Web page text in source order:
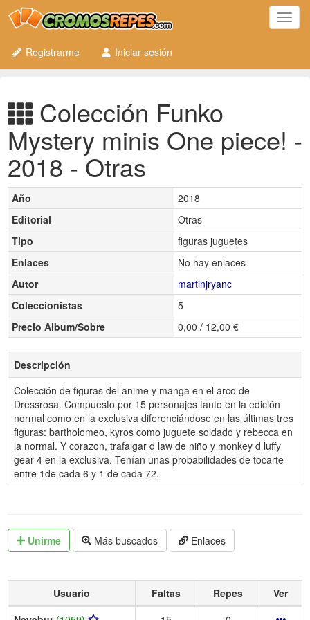
Registrarme
Iniciar sesión
Colección Funko
Mystery minis One piece! -
2018 - Otras
Año
2018
Editorial
Otras
Tipo
figuras juguetes
Enlaces
No hay enlaces
Autor
martinjryanc
Coleccionistas
5
Precio Album/Sobre
0,00 / 12,00 €
Descripción
Colección de figuras del anime y manga en el arco de
Dressrosa. Compuesto por 15 personajes tanto en la edición
normal como en la exclusiva diferenciándose en las últimas tres
figuras: bartholomeo, kyros como juguete soldado y rebecca en
la normal. Y corazon, trafalgar d law de niño y monkey d luffy
gear 4 en la exclusiva. Tenían unas probabilidades de tocarte
entre 1de cada 6 y 1 de cada 72.
Unirme Más buscados Enlaces
Usuario Faltas Repes
Ver